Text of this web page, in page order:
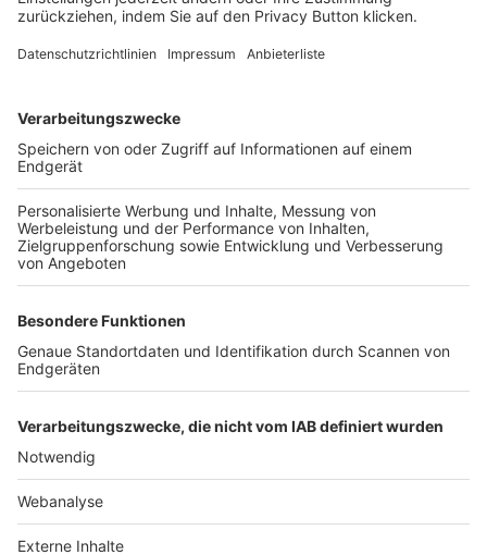
FOLGE DEM BFV
TOP-VEREINE
TOP-PARTNER
Nutzungsbedingungen Datenschutz Impressum